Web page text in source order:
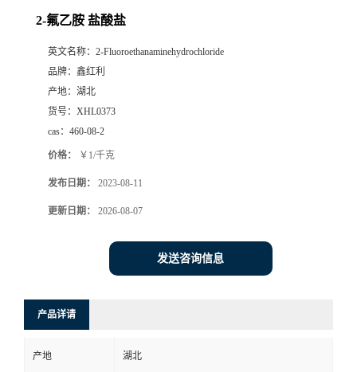
2-氟乙胺 盐酸盐
英文名称： 2-Fluoroethanaminehydrochloride
品牌： 鑫红利
产地： 湖北
货号： XHL0373
cas： 460-08-2
价格： ￥1/千克
发布日期： 2023-08-11
更新日期： 2026-08-07
发送咨询信息
产品详请
产地 湖北